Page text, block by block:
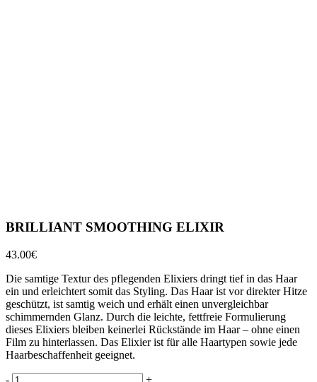
BRILLIANT SMOOTHING ELIXIR
43.00€
Die samtige Textur des pflegenden Elixiers dringt tief in das Haar
ein und erleichtert somit das Styling. Das Haar ist vor direkter Hitze
geschützt, ist samtig weich und erhält einen unvergleichbar
schimmernden Glanz. Durch die leichte, fettfreie Formulierung
dieses Elixiers bleiben keinerlei Rückstände im Haar – ohne einen
Film zu hinterlassen. Das Elixier ist für alle Haartypen sowie jede
Haarbeschaffenheit geeignet.
BRILLIANT
- +